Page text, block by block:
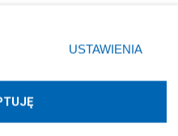
W3media.pl
ustawień prywatności
rogu strony
wymagają zgody
się takiemu
miały zastosowania tylko
USTAWIENIA